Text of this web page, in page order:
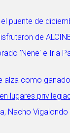
puente de
de
'Nene' e Iria
como
lugares
Nacho